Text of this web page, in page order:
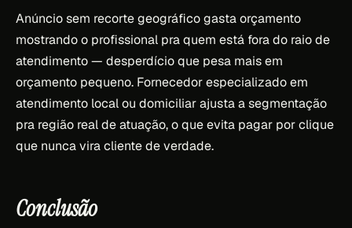
Anúncio sem recorte geográfico gasta orçamento
mostrando o profissional pra quem está fora do raio de
atendimento — desperdício que pesa mais em
orçamento pequeno. Fornecedor especializado em
atendimento local ou domiciliar ajusta a segmentação
pra região real de atuação, o que evita pagar por clique
que nunca vira cliente de verdade.
Conclusão